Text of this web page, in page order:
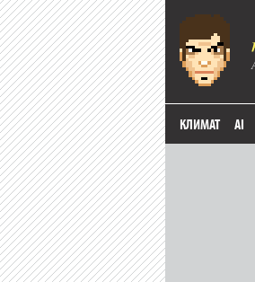
КЛИМАТ AI